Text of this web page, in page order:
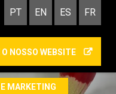
PT EN ES FR
NOSSO WEBSITE
MARKETING